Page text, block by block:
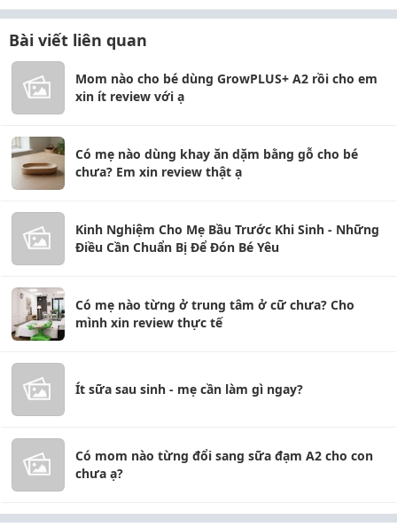
Bài viết liên quan
Mom nào cho bé dùng GrowPLUS+ A2 rồi cho em
xin ít review với ạ
Có mẹ nào dùng khay ăn dặm bằng gỗ cho bé
chưa? Em xin review thật ạ
Kinh Nghiệm Cho Mẹ Bầu Trước Khi Sinh - Những
Điều Cần Chuẩn Bị Để Đón Bé Yêu
Có mẹ nào từng ở trung tâm ở cữ chưa? Cho
mình xin review thực tế
Ít sữa sau sinh - mẹ cần làm gì ngay?
Có mom nào từng đổi sang sữa đạm A2 cho con
chưa ạ?